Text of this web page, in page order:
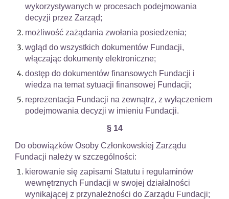
wykorzystywanych w procesach podejmowania
decyzji przez Zarząd;
możliwość zażądania zwołania posiedzenia;
wgląd do wszystkich dokumentów Fundacji,
włączając dokumenty elektroniczne;
dostęp do dokumentów finansowych Fundacji i
wiedza na temat sytuacji finansowej Fundacji;
reprezentacja Fundacji na zewnątrz, z wyłączeniem
podejmowania decyzji w imieniu Fundacji.
§ 14
Do obowiązków Osoby Członkowskiej Zarządu
Fundacji należy w szczególności:
kierowanie się zapisami Statutu i regulaminów
wewnętrznych Fundacji w swojej działalności
wynikającej z przynależności do Zarządu Fundacji;